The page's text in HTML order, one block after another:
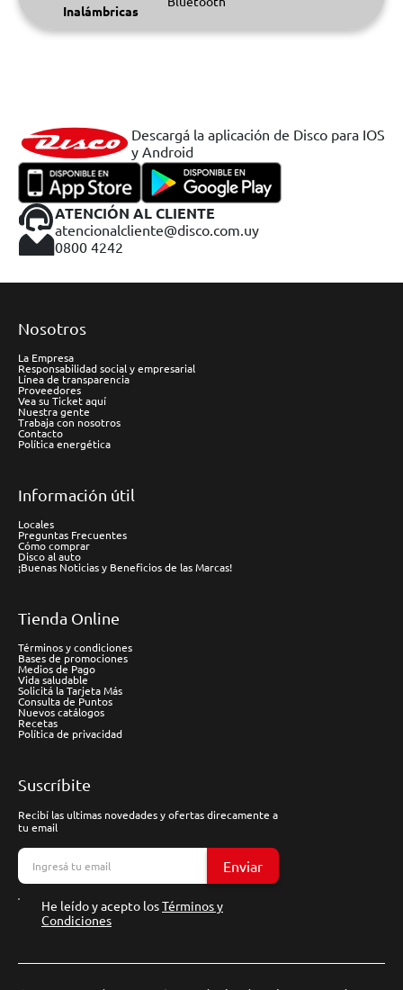
Inalámbricas
Descargá la aplicación de Disco para IOS
y Android
ATENCIÓN AL CLIENTE
atencionalcliente@disco.com.uy
0800 4242
Nosotros
La Empresa
Responsabilidad social y empresarial
Línea de transparencia
Proveedores
Vea su Ticket aquí
Nuestra gente
Trabaja con nosotros
Contacto
Política energética
Información útil
Locales
Preguntas Frecuentes
Cómo comprar
Disco al auto
¡Buenas Noticias y Beneficios de las Marcas!
Tienda Online
Términos y condiciones
Bases de promociones
Medios de Pago
Vida saludable
Solicitá la Tarjeta Más
Consulta de Puntos
Nuevos catálogos
Recetas
Política de privacidad
Suscríbite
Recibí las ultimas novedades y ofertas direcamente a
tu email
Enviar
He leído y acepto losTérminos y
Condiciones